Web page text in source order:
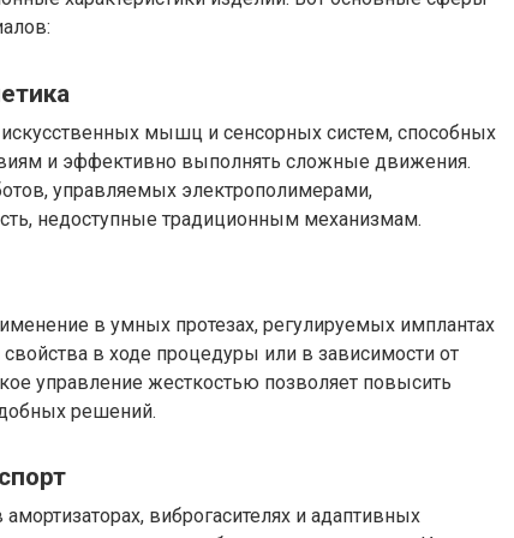
мышц и сенсорных систем, способных
и эффективно выполнять сложные движения.
управляемых электрополимерами,
недоступные традиционным механизмам.
в умных протезах, регулируемых имплантах
в ходе процедуры или в зависимости от
управление жесткостью позволяет повысить
решений.
виброгасителях и адаптивных